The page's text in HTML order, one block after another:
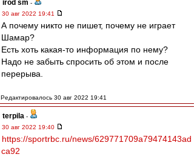
irod sm -
30 авг 2022 19:41
А почему никто не пишет, почему не играет
Шамар?
Есть хоть какая-то информация по нему?
Надо не забыть спросить об этом и после
перерыва.
Редактировалось 30 авг 2022 19:41
terpila -
30 авг 2022 19:40
https://sportrbc.ru/news/629771709a79474143ad
ca92